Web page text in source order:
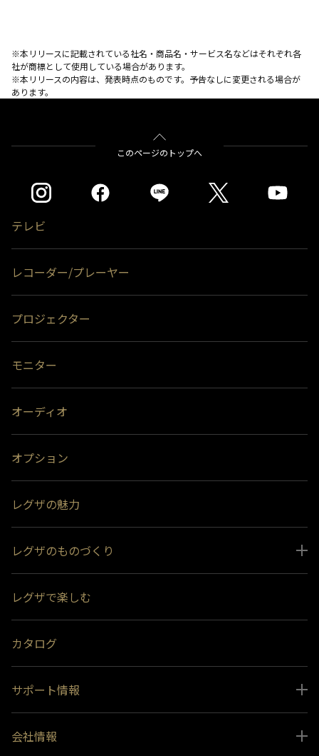
※本リリースに記載されている社名・商品名・サービス名などはそれぞれ各
社が商標として使用している場合があります。
※本リリースの内容は、発表時点のものです。予告なしに変更される場合が
あります。
このページのトップへ
テレビ
レコーダー/プレーヤー
プロジェクター
モニター
オーディオ
オプション
レグザの魅力
レグザのものづくり
受賞履歴
おすすめ番組
レグザで楽しむ
カタログ
サポート情報
インフォメーション 一覧
会社情報